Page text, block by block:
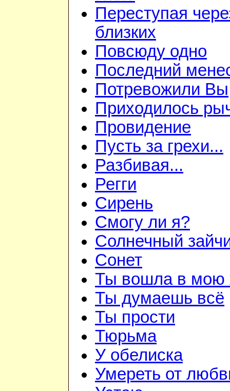
Переступая
близких
Повсюду одно
Последний
Потревожили Вы
Приходилось
Провидение
Пусть за грехи...
Разбивая...
Регги
Сирень
Смогу ли я?
Солнечный
Сонет
Ты вошла в мою
Ты думаешь всё
Ты прости
Тюрьма
У обелиска
Умереть от